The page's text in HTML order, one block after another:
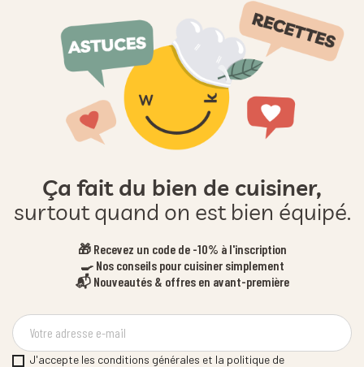
Ça fait du bien de cuisiner,
surtout quand on est bien équipé.
🎁 Recevez un code de -10% à l'inscription
🍳 Nos conseils pour cuisiner simplement
📬 Nouveautés & offres en avant-première
J'accepte les conditions générales et la politique de